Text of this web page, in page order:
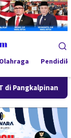
Olahraga
Ditangkap